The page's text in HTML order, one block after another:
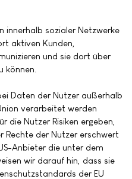
innerhalb sozialer Netzwerke
aktiven Kunden,
und sie dort über
können.
Daten der Nutzer außerhalb
verarbeitet werden
die Nutzer Risiken ergeben,
Rechte der Nutzer erschwert
Anbieter die unter dem
wir darauf hin, dass sie
der EU